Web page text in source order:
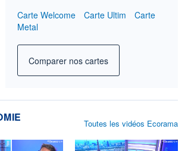
Carte Welcome Carte Ultim
Carte
Metal
Comparer nos cartes
Toutes les vidéos Ecorama